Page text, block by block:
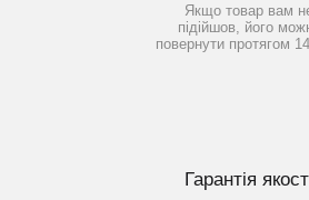
Якщо товар вам
підійшов, його
повернути протягом
Гарантія